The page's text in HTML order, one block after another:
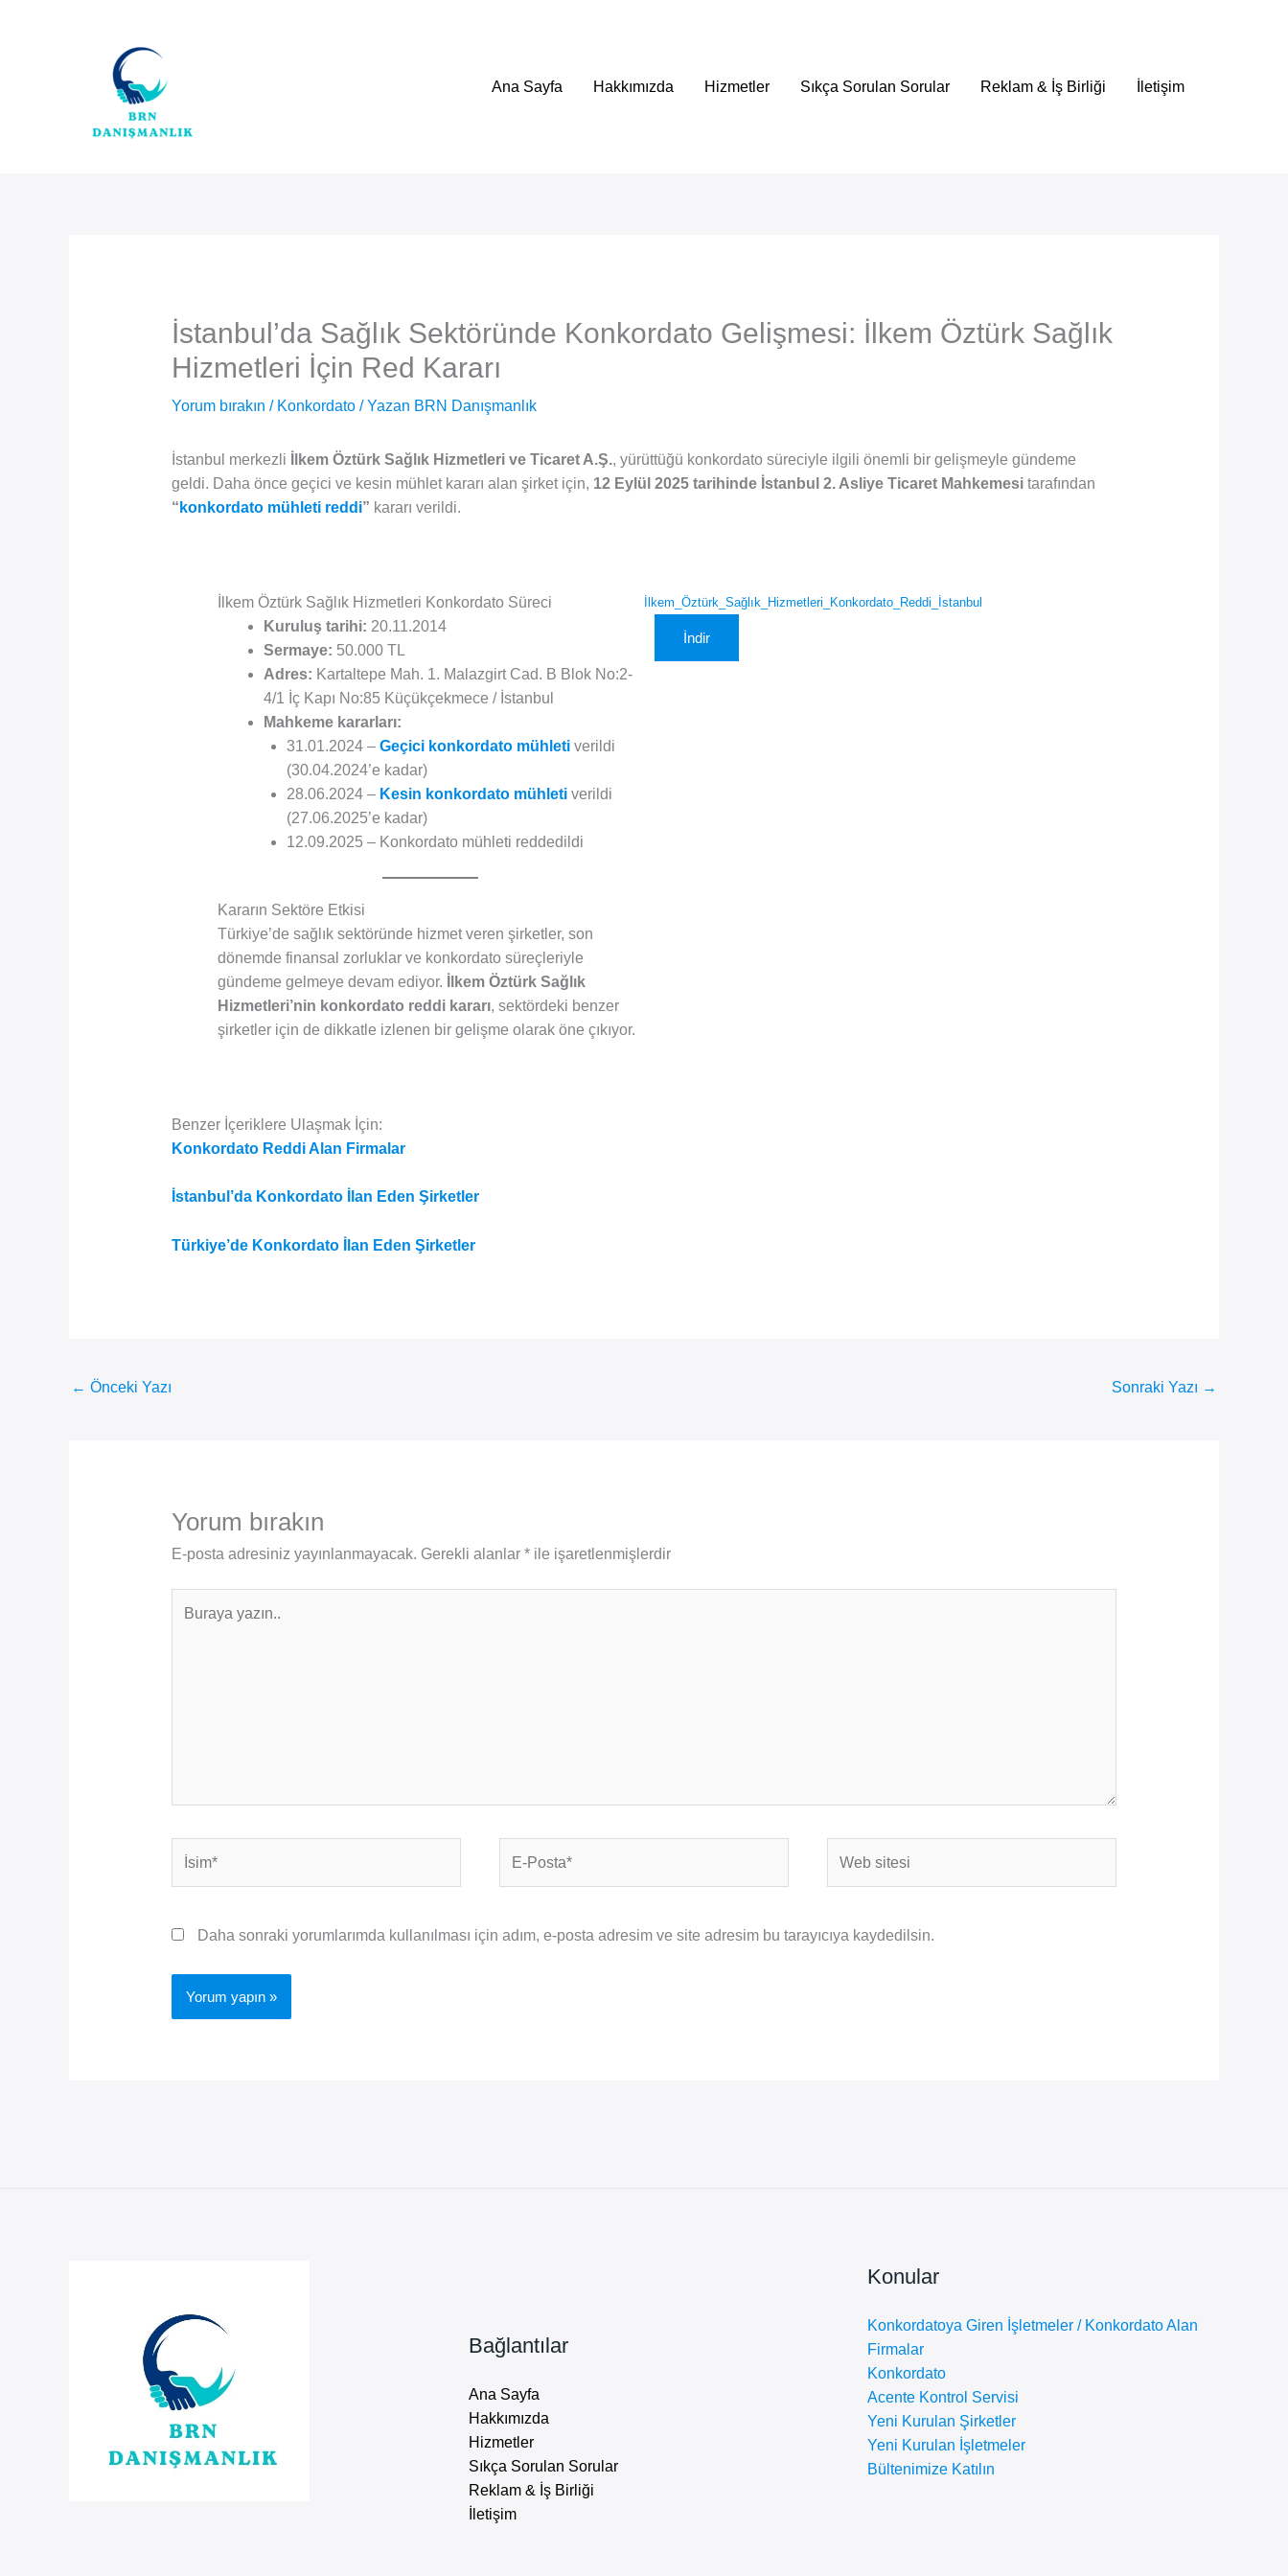
Ana Sayfa Hakkımızda Hizmetler Sıkça Sorulan Sorular Reklam & İş Birliği İletişim
İstanbul’da Sağlık Sektöründe Konkordato Gelişmesi: İlkem Öztürk Sağlık
Hizmetleri İçin Red Kararı
Yorum bırakın / Konkordato/ Yazan BRN Danışmanlık
İstanbul merkezli İlkem Öztürk Sağlık Hizmetleri ve Ticaret A.Ş., yürüttüğü konkordato süreciyle ilgili önemli bir gelişmeyle gündeme
geldi. Daha önce geçici ve kesin mühlet kararı alan şirket için, 12 Eylül 2025 tarihinde İstanbul 2. Asliye Ticaret Mahkemesitarafından
“ konkordato mühleti reddi” kararı verildi.
İlkem Öztürk Sağlık Hizmetleri Konkordato Süreci
Kuruluş tarihi: 20.11.2014
Sermaye: 50.000 TL
Adres: Kartaltepe Mah. 1. Malazgirt Cad. B Blok No:2-
4/1 İç Kapı No:85 Küçükçekmece / İstanbul
Mahkeme kararları:
31.01.2024 – Geçici konkordato mühleti verildi
(30.04.2024’e kadar)
28.06.2024 – Kesin konkordato mühleti verildi
(27.06.2025’e kadar)
12.09.2025 – Konkordato mühleti reddedildi
Kararın Sektöre Etkisi
Türkiye’de sağlık sektöründe hizmet veren şirketler, son
dönemde finansal zorluklar ve konkordato süreçleriyle
gündeme gelmeye devam ediyor.
İlkem Öztürk Sağlık
Hizmetleri’nin konkordato reddi kararı, sektördeki benzer
şirketler için de dikkatle izlenen bir gelişme olarak öne çıkıyor.
İlkem_Öztürk_Sağlık_Hizmetleri_Konkordato_Reddi_İstanbul
İndir
Benzer İçeriklere Ulaşmak İçin:
Konkordato Reddi Alan Firmalar
İstanbul’da Konkordato İlan Eden Şirketler
Türkiye’de Konkordato İlan Eden Şirketler
← Önceki Yazı Sonraki Yazı →
Yorum bırakın
E-posta adresiniz yayınlanmayacak. Gerekli alanlar *ile işaretlenmişlerdir
yazın..
Posta*
sitesi
Daha sonraki yorumlarımda kullanılması için adım, e-posta adresim ve site adresim bu tarayıcıya kaydedilsin.
Bağlantılar
Ana Sayfa
Hakkımızda
Hizmetler
Sıkça Sorulan Sorular
Reklam & İş Birliği
İletişim
Konular
Konkordatoya Giren İşletmeler / Konkordato Alan
Firmalar
Konkordato
Acente Kontrol Servisi
Yeni Kurulan Şirketler
Yeni Kurulan İşletmeler
Bültenimize Katılın